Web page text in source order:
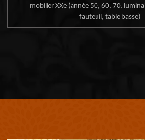
mobilier XXe (année 50, 60, 70,
fauteuil, table basse)